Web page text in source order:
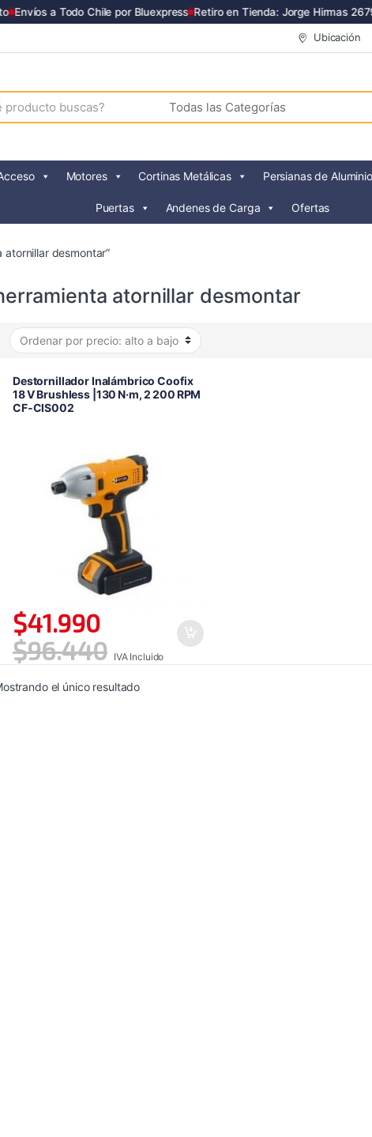
Envíos a Todo Chile por Bluexpress Retiro en Tienda: Jorge Hirmas 2679,
Ubicación
Motores Cortinas Metálicas Persianas de Aluminio
Puertas Andenes de Carga Ofertas
desmontar”
atornillar desmontar
Destornillador Inalámbrico Coofix
18 V Brushless |130 N·m, 2 200 RPM
CF‑CIS002
$41.990
$96.440 IVA Incluido
el único resultado